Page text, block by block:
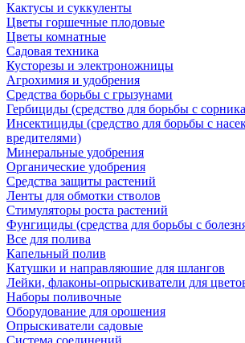
Кактусы и суккуленты
Цветы горшечные плодовые
Цветы комнатные
Садовая техника
Кусторезы и электроножницы
Агрохимия и удобрения
Средства борьбы с грызунами
Гербициды (средство для борьбы с
Инсектициды (средство для борьбы с
вредителями)
Минеральные удобрения
Органические удобрения
Средства защиты растений
Ленты для обмотки стволов
Стимуляторы роста растений
Фунгициды (средства для борьбы с
Все для полива
Капельный полив
Катушки и направляюшие для шлангов
Лейки, флаконы-опрыскиватели для
Наборы поливочные
Оборудование для орошения
Опрыскиватели садовые
Система соединений